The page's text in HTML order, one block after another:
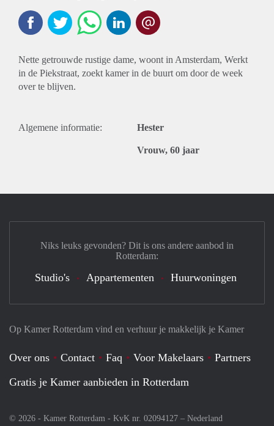
Nette getrouwde rustige dame, woont in Amsterdam, Werkt
in de Piekstraat, zoekt kamer in de buurt om door de week
over te blijven.
Algemene informatie: Hester
Vrouw, 60 jaar
Op Kamer Rotterdam vind en verhuur je makkelijk je Kamer
Over ons Contact Faq Voor Makelaars
Partners
Gratis je Kamer aanbieden in Rotterdam
© 2026 - Kamer Rotterdam - KvK nr. 02094127 – Nederland
Niks leuks gevonden? Dit is ons andere aanbod in
Rotterdam:
Studio's Appartementen Huurwoningen